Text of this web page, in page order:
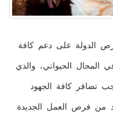
الدولة على دعم كافة
المجال الحيواني، والذي
تضافر كافة الجهود
من فرص العمل الجديدة